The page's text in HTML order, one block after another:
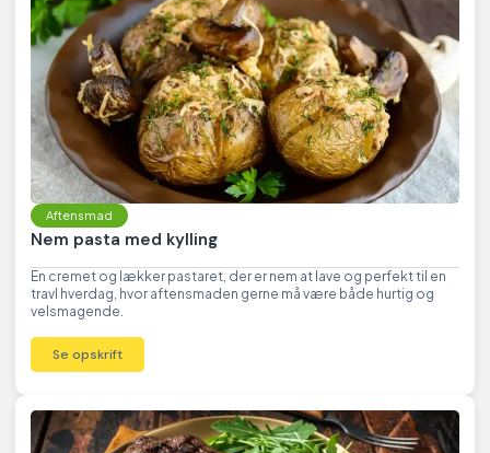
Aftensmad
Nem pasta med kylling
En cremet og lækker pastaret, der er nem at lave og perfekt til en
travl hverdag, hvor aftensmaden gerne må være både hurtig og
velsmagende.
Se opskrift